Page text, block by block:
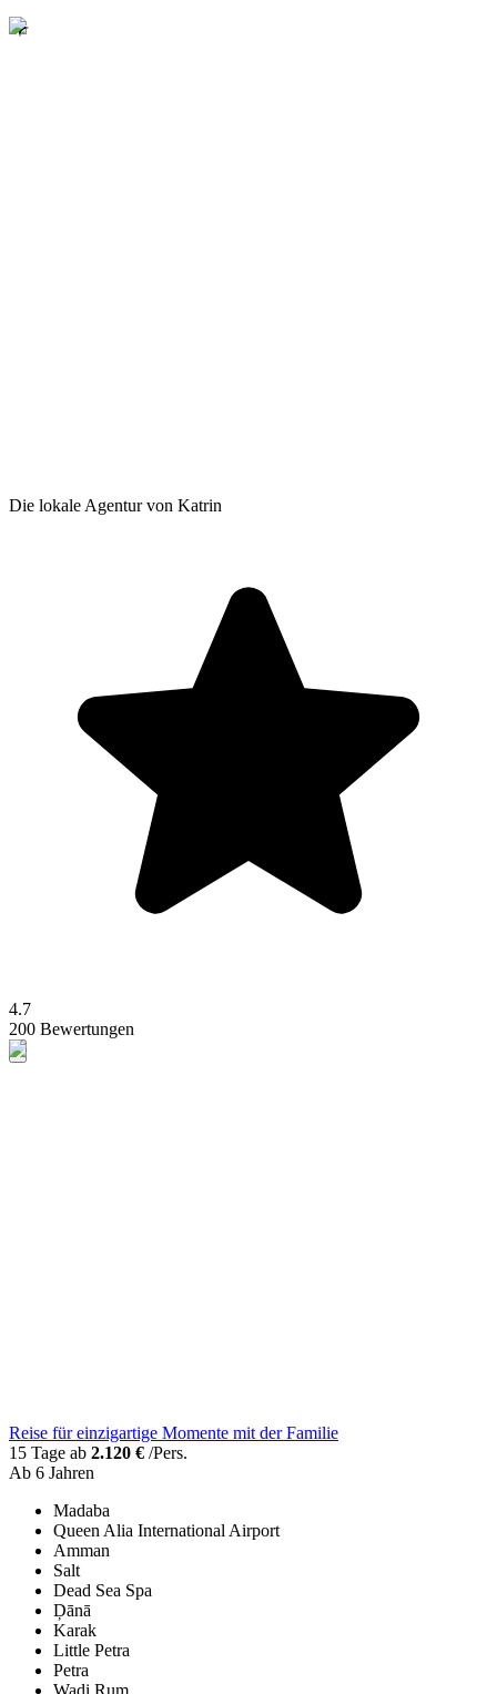
Die lokale Agentur von Katrin
4.7
200 Bewertungen
Reise für einzigartige Momente mit der Familie
15 Tage ab 2.120 € /Pers.
Ab 6 Jahren
Madaba
Queen Alia International Airport
Amman
Salt
Dead Sea Spa
Ḑānā
Karak
Little Petra
Petra
Wadi Rum